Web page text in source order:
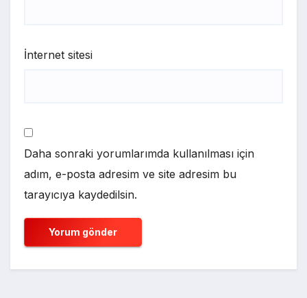
İnternet sitesi
Daha sonraki yorumlarımda kullanılması için
adım, e-posta adresim ve site adresim bu
tarayıcıya kaydedilsin.